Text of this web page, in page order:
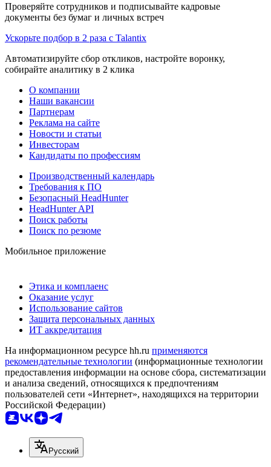
Проверяйте сотрудников и подписывайте кадровые
документы без бумаг и личных встреч
Ускорьте подбор в 2 раза с Talantix
Автоматизируйте сбор откликов, настройте воронку,
собирайте аналитику в 2 клика
О компании
Наши вакансии
Партнерам
Реклама на сайте
Новости и статьи
Инвесторам
Кандидаты по профессиям
Производственный календарь
Требования к ПО
Безопасный HeadHunter
HeadHunter API
Поиск работы
Поиск по резюме
Мобильное приложение
Этика и комплаенс
Оказание услуг
Использование сайтов
Защита персональных данных
ИТ аккредитация
На информационном ресурсе hh.ru применяются
рекомендательные технологии (информационные технологии
предоставления информации на основе сбора, систематизации
и анализа сведений, относящихся к предпочтениям
пользователей сети «Интернет», находящихся на территории
Российской Федерации)
Русский